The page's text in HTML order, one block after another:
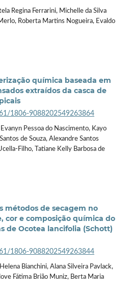
Regina Ferrarini, Michelle da Silva
Roberta Martins Nogueira, Evaldo
química baseada em
extraídos da casca de
1806-9088202549263864
Pessoa do Nascimento, Kayo
de Souza, Alexandre Santos
Filho, Tatiane Kelly Barbosa de
métodos de secagem no
cor e composição química do
de Ocotea lancifolia (Schott)
1806-9088202549263844
Bianchini, Alana Silveira Pavlack,
Fátima Brião Muniz, Berta Maria